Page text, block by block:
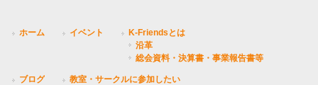
ホーム イベント
K-Friendsとは
沿革
総会資料・決算書・事業報告書等
ブログ
教室・サークルに参加したい